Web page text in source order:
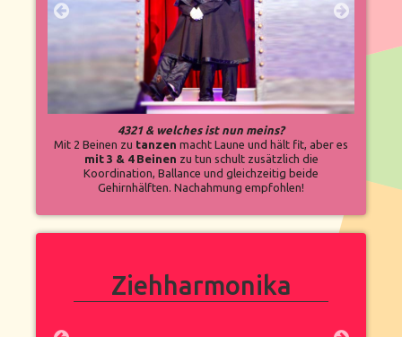
4321 & welches ist nun meins?
Mit 2 Beinen zu tanzen macht Laune und hält fit, aber es
mit 3 & 4 Beinen zu tun schult zusätzlich die
Koordination, Ballance und gleichzeitig beide
Gehirnhälften. Nachahmung empfohlen!
Ziehharmonika